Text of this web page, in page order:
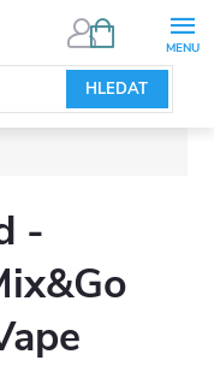
HLEDAT
NÁKUPNÍ
-